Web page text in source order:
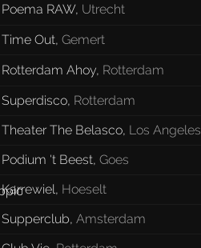
Poema RAW, Utrecht
Time Out, Gemert
Rotterdam Ahoy, Rotterdam
Superdisco, Rotterdam
Theater The Belasco, Los Angeles
Podium 't Beest, Goes
Karrewiel, Hoeselt
Supperclub, Amsterdam